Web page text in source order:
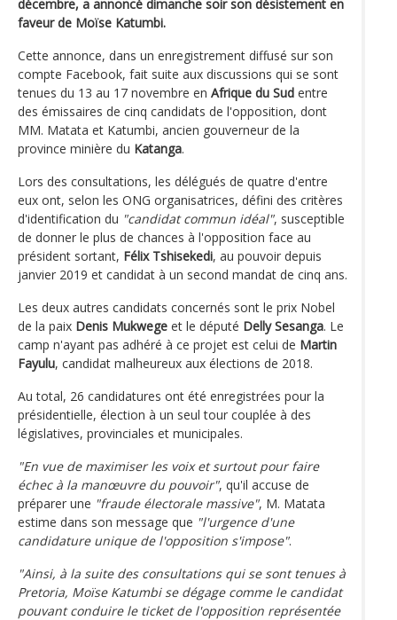
décembre, a annoncé dimanche soir son désistement en
faveur de Moïse Katumbi.
Cette annonce, dans un enregistrement diffusé sur son
compte Facebook, fait suite aux discussions qui se sont
tenues du 13 au 17 novembre en Afrique du Sud entre
des émissaires de cinq candidats de l'opposition, dont
MM. Matata et Katumbi, ancien gouverneur de la
province minière du Katanga.
Lors des consultations, les délégués de quatre d'entre
eux ont, selon les ONG organisatrices, défini des critères
d'identification du "candidat commun idéal", susceptible
de donner le plus de chances à l'opposition face au
président sortant, Félix Tshisekedi, au pouvoir depuis
janvier 2019 et candidat à un second mandat de cinq ans.
Les deux autres candidats concernés sont le prix Nobel
de la paix Denis Mukwege et le député Delly Sesanga. Le
camp n'ayant pas adhéré à ce projet est celui de Martin
Fayulu, candidat malheureux aux élections de 2018.
Au total, 26 candidatures ont été enregistrées pour la
présidentielle, élection à un seul tour couplée à des
législatives, provinciales et municipales.
"En vue de maximiser les voix et surtout pour faire
échec à la manœuvre du pouvoir", qu'il accuse de
préparer une "fraude électorale massive", M. Matata
estime dans son message que "l'urgence d'une
candidature unique de l'opposition s'impose".
"Ainsi, à la suite des consultations qui se sont tenues à
Pretoria, Moïse Katumbi se dégage comme le candidat
pouvant conduire le ticket de l'opposition représentée